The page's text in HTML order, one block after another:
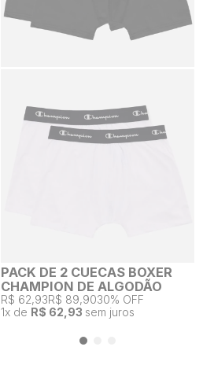
PACK DE 2 CUECAS BOXER
CHAMPION DE ALGODÃO
R$ 62,93R$ 89,9030% OFF
1x de R$ 62,93 sem juros